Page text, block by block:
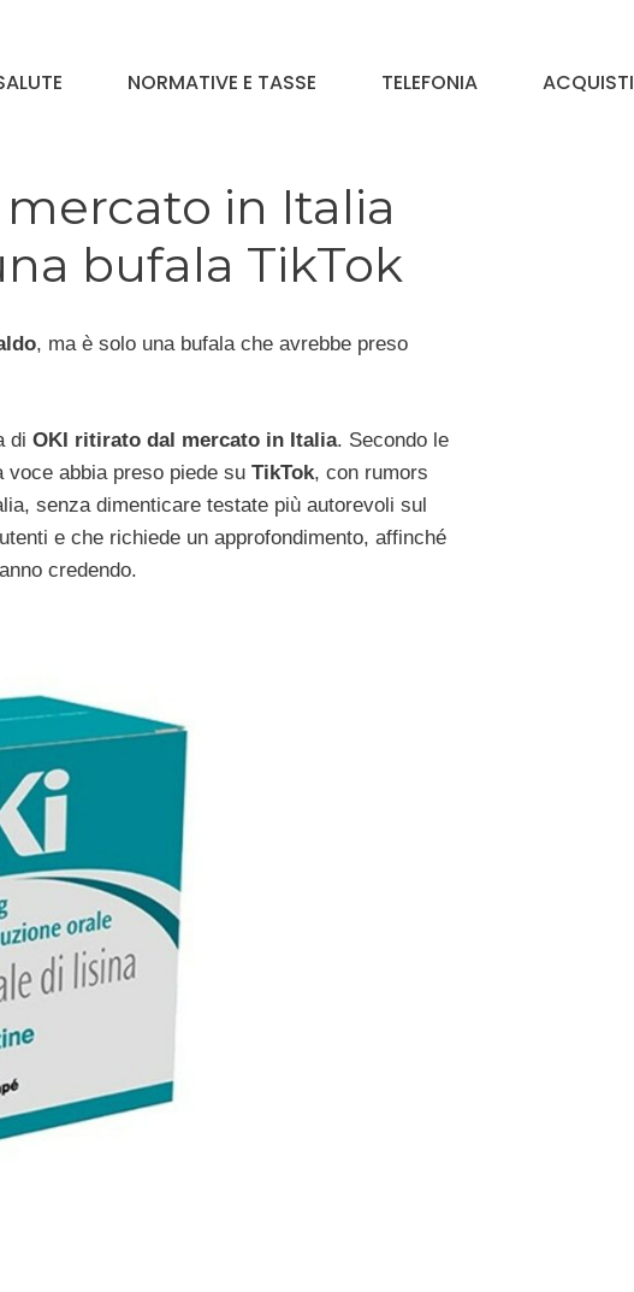
NORMATIVE E TASSE TELEFONIA ACQUISTI
in Italia
bufala TikTok
, ma è solo una bufala che avrebbe preso
di OKI ritirato dal mercato in Italia. Secondo le
abbia preso piede su TikTok, con rumors
senza dimenticare testate più autorevoli sul
e che richiede un approfondimento, affinché
credendo.